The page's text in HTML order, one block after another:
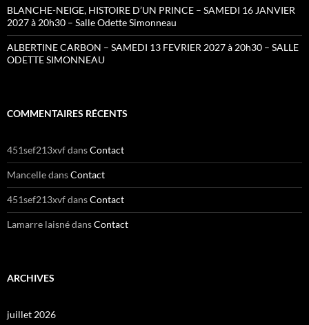
BLANCHE-NEIGE, HISTOIRE D’UN PRINCE – SAMEDI 16 JANVIER
2027 à 20h30 – Salle Odette Simonneau
ALBERTINE CARBON – SAMEDI 13 FEVRIER 2027 à 20h30 – SALLE
ODETTE SIMONNEAU
COMMENTAIRES RÉCENTS
451sef213xvfdansContact
MancelledansContact
451sef213xvfdansContact
Lamarre laisnédansContact
ARCHIVES
juillet 2026